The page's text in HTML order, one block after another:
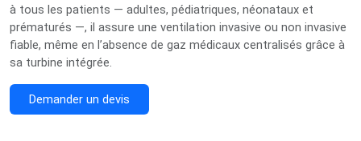
à tous les patients — adultes, pédiatriques, néonataux et
prématurés —, il assure une ventilation invasive ou non invasive
fiable, même en l’absence de gaz médicaux centralisés grâce à
sa turbine intégrée.
Demander un devis